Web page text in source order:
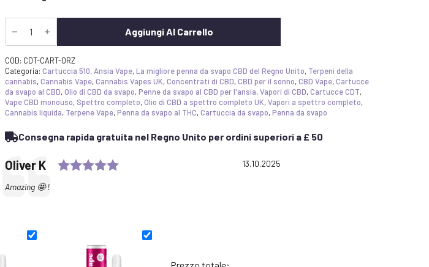
Cartuccia
CDT
|
Canavape
Reserve
|
80%+
Quantità
di
cannabinoidi
Aggiungi Al Carrello
COD: CDT-CART-ORZ
Categoria: Cartuccia 510, Ansia Vape,La migliore penna da svapo CBD del Regno Unito, Terpeni della
cannabis,Cannabis Vape,Cannabis Vapes UK,Concentrati di CBD,CBD per il sonno,CBD Vape,Cartucce
da svapo al CBD,Olio di CBD da svapo,Penne da svapo al CBD per l'ansia,Vapori di CBD,Cartucce CDT,
Vape CBD monouso, Spettro completo,Olio di CBD a spettro completo UK,Vapori a spettro completo,
Cannabis liquida, Terpene Vape,Penna da svapo al THC,Cartuccia da svapo,Penna da svapo
Consegna rapida gratuita nel Regno Unito per ordini superiori a £ 50
Testimonial
Author:
Oliver K Rating: 5.0 out of 5 starsDate:
13.10.2025
Text:
Amazing 🤩 !